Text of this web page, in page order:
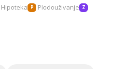
Hipoteka P Plodouživanje Z